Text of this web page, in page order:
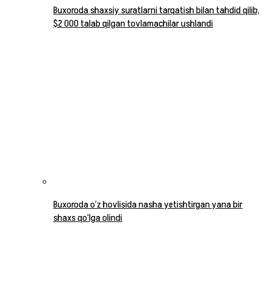
Buxoroda shaxsiy suratlarni tarqatish bilan tahdid qilib,
$2 000 talab qilgan tovlamachilar ushlandi
Buxoroda o‘z hovlisida nasha yetishtirgan yana bir
shaxs qo‘lga olindi